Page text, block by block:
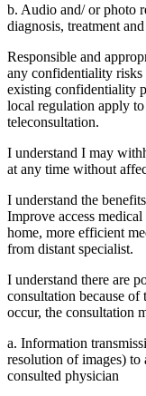
b. Audio and/ or photo
diagnosis, treatment
Responsible and
any confidentiality risks
existing confidentiality
local regulation apply
teleconsultation.
I understand I may
at any time without
I understand the
Improve access
home, more efficient
from distant specialist.
I understand there are
consultation because
occur, the consultation
a. Information
resolution of images)
consulted physician